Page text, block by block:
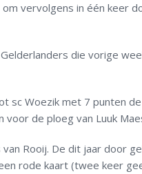
vervolgens in één keer
die vorige
sc Woezik met 7 punten
voor de ploeg van Luuk
Rooij. De dit jaar door
rode kaart (twee keer